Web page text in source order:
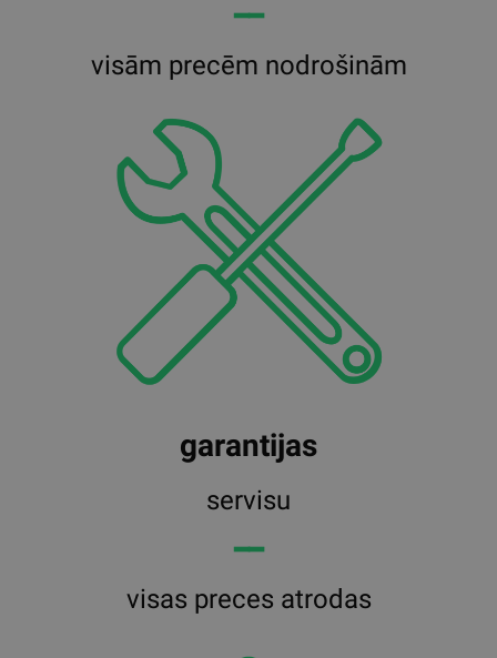
━━
visām precēm nodrošinām
garantijas
servisu
━━
visas preces atrodas